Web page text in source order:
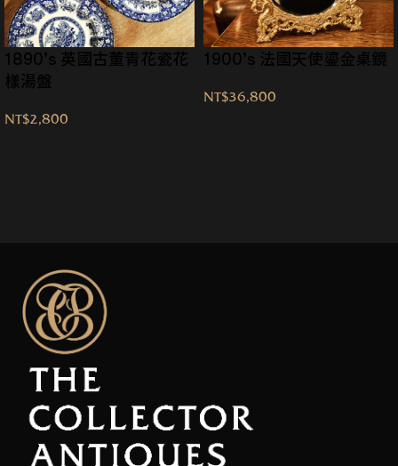
1890’s 英國古董青花瓷花
樣湯盤
NT$2,800
1900’s 法國天使鎏金桌鏡
NT$36,800